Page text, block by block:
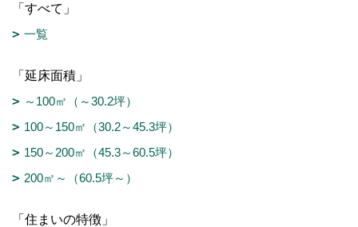
「すべて」
一覧
「延床面積」
～100㎡（～30.2坪）
100～150㎡（30.2～45.3坪）
150～200㎡（45.3～60.5坪）
200㎡～（60.5坪～）
「住まいの特徴」